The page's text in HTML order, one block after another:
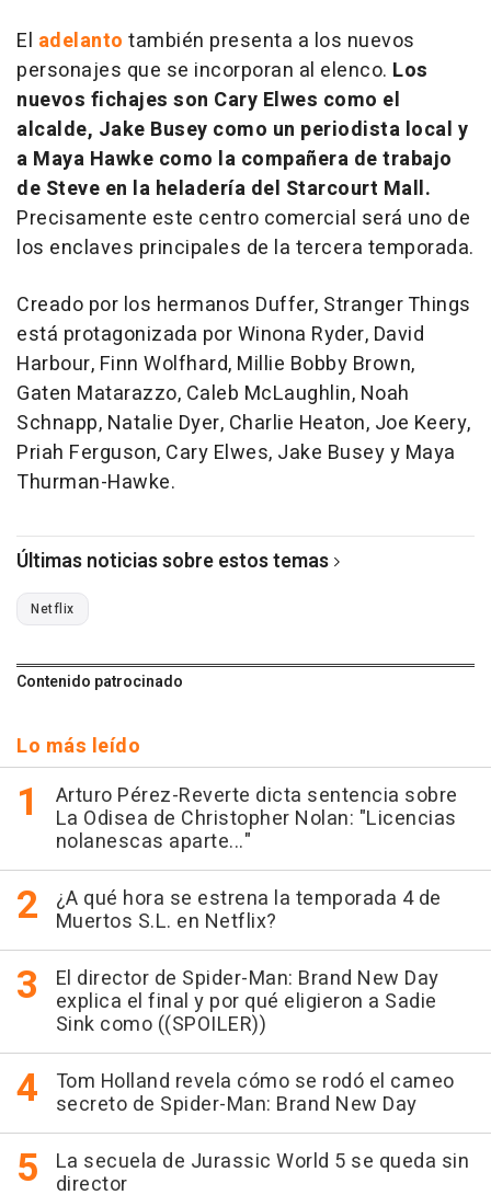
El adelanto también presenta a los nuevos
personajes que se incorporan al elenco. Los
nuevos fichajes son Cary Elwes como el
alcalde, Jake Busey como un periodista local y
a Maya Hawke como la compañera de trabajo
de Steve en la heladería del Starcourt Mall.
Precisamente este centro comercial será uno de
los enclaves principales de la tercera temporada.
Creado por los hermanos Duffer, Stranger Things
está protagonizada por Winona Ryder, David
Harbour, Finn Wolfhard, Millie Bobby Brown,
Gaten Matarazzo, Caleb McLaughlin, Noah
Schnapp, Natalie Dyer, Charlie Heaton, Joe Keery,
Priah Ferguson, Cary Elwes, Jake Busey y Maya
Thurman-Hawke.
Últimas noticias sobre estos temas
Netflix
Contenido patrocinado
Lo más leído
Arturo Pérez-Reverte dicta sentencia sobre
La Odisea de Christopher Nolan: "Licencias
nolanescas aparte..."
¿A qué hora se estrena la temporada 4 de
Muertos S.L. en Netflix?
El director de Spider-Man: Brand New Day
explica el final y por qué eligieron a Sadie
Sink como ((SPOILER))
Tom Holland revela cómo se rodó el cameo
secreto de Spider-Man: Brand New Day
La secuela de Jurassic World 5 se queda sin
director